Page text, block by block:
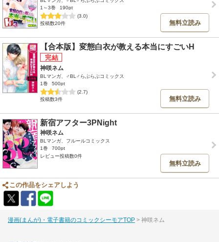
1～3巻
190pt
(3.0)
投稿数20件
無料立読み
【合本版】変態白衣が教える本当にすごいH
神咲ネム
BLマンガ、♂BL♂らぶらぶコミックス
1巻
500pt
(2.7)
投稿数3件
無料立読み
新宿アフター3PNight
神咲ネム
BLマンガ、フルールコミックス
1巻
700pt
レビュー投稿数0件
無料立読み
この作品をシェアしよう
漫画(まんが)・電子書籍のコミックシーモアTOP 神咲ネム